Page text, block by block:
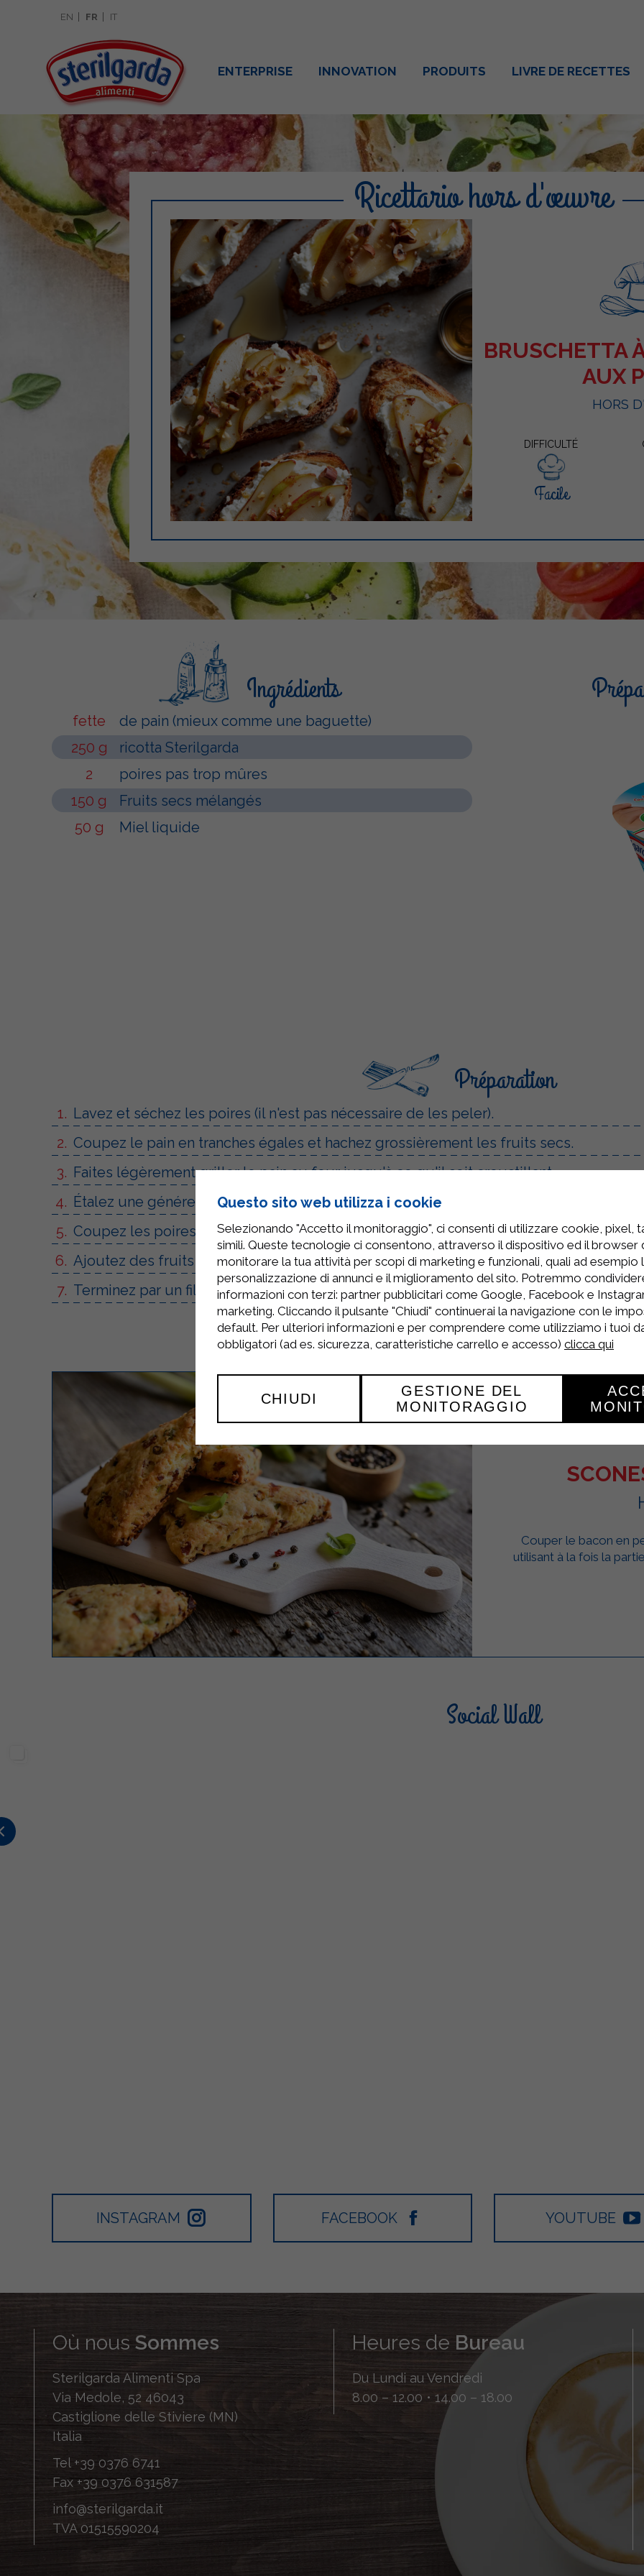
EN FR IT
ENTERPRISE INNOVATION PRODUITS LIVRE DE RECETTES
Ricettario hors d'œuvre
BRUSCHETTA
AUX
HORS
DIFFICULTÉ
Facile
Ingrédients
fette
de pain (mieux comme une baguette)
250 g
ricotta Sterilgarda
2
poires pas trop mûres
150 g
Fruits secs mélangés
50 g
Miel liquide
Préparation
Lavez et séchez les poires (il n'est pas nécessaire de les peler).
Coupez le pain en tranches égales et hachez grossièrement les fruits secs.
Faites légèrement griller le pain au four jusqu'à ce qu'il soit croustillant.
Étalez une généreuse quantité de ricotta Sterilgarda sur chaque tranche.
Coupez les poires en fines tranches et disposez-en quelques-unes sur la ricotta.
Ajoutez des fruits secs hachés pour plus de croquant.
Terminez par un filet de miel, en le répartissant uniformément.
Couper le bacon en
utilisant à la fois la
Social Wall
INSTAGRAM FACEBOOK YOUTUBE
Où nousSommes
Sterilgarda Alimenti Spa
Via Medole, 52 46043
Castiglione delle Stiviere (MN)
Italia
Tel +39 0376 6741
Fax +39 0376 631587
info@sterilgarda.it
TVA 01515590204
Heures de Bureau
Du Lundi au Vendredi
8.00 – 12.00 • 14.00 – 18.00
Questo sito web utilizza i cookie
Selezionando "Accetto il monitoraggio", ci consenti di utilizzare cookie, pixel,
simili. Queste tecnologie ci consentono, attraverso il dispositivo ed il browser
monitorare la tua attività per scopi di marketing e funzionali, quali ad esempio
personalizzazione di annunci e il miglioramento del sito. Potremmo
informazioni con terzi: partner pubblicitari come Google, Facebook e
marketing. Cliccando il pulsante "Chiudi" continuerai la navigazione con le
default. Per ulteriori informazioni e per comprendere come utilizziamo i tuoi
obbligatori (ad es. sicurezza, caratteristiche carrello e accesso) clicca qui
CHIUDI
GESTIONE DEL
MONITORAGGIO